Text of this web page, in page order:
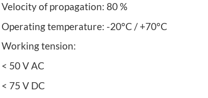
Velocity of propagation: 80 %
Operating temperature: -20°C / +70°C
Working tension:
< 50 V AC
< 75 V DC